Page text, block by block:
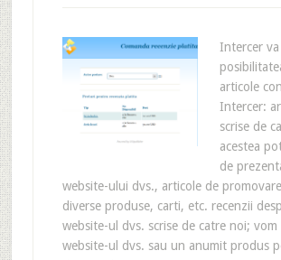
Intercer
articole
Intercer:
scrise de
acestea
de
website-ului dvs., articole de
diverse produse, carti, etc. recenzii
website-ul dvs. scrise de catre noi; vom
website-ul dvs. sau un anumit produs